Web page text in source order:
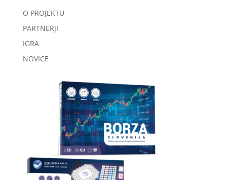
O PROJEKTU
PARTNERJI
IGRA
NOVICE